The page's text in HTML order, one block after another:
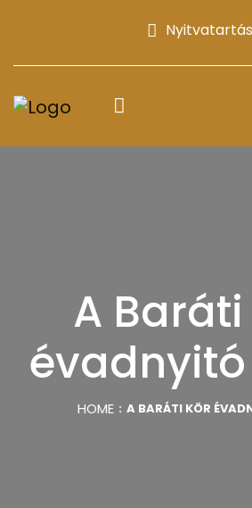
Nyitvatartás
A
HOME A BARÁTI KÖR